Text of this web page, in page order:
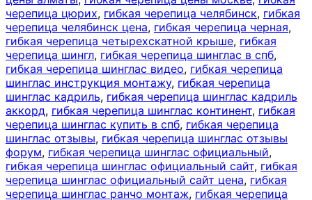
черепица цюрих, гибкая черепица челябинск, гибкая
черепица челябинск цена, гибкая черепица черная,
гибкая черепица четырехскатной крыше, гибкая
черепица шингл, гибкая черепица шинглас в спб,
гибкая черепица шинглас видео, гибкая черепица
шинглас инструкция монтажу, гибкая черепица
шинглас кадриль, гибкая черепица шинглас кадриль
аккорд, гибкая черепица шинглас континент, гибкая
черепица шинглас купить в спб, гибкая черепица
шинглас отзывы, гибкая черепица шинглас отзывы
форум, гибкая черепица шинглас официальный,
гибкая черепица шинглас официальный сайт, гибкая
черепица шинглас официальный сайт цена, гибкая
черепица шинглас ранчо монтаж, гибкая черепица